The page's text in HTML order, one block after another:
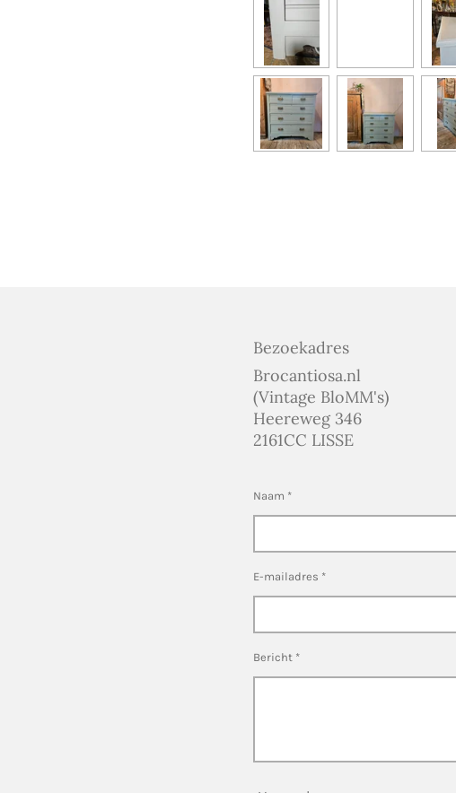
Bezoekadres
Brocantiosa.nl
(Vintage BloMM's)
Heereweg 346
2161CC LISSE
Naam *
E-mailadres *
Bericht *